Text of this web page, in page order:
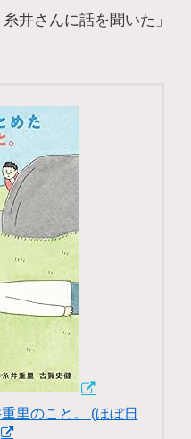
井さんに話を聞いた」
里のこと。 (ほぼ日